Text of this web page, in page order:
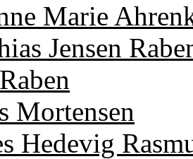
Marie
Jensen
Mortensen
Hedevig